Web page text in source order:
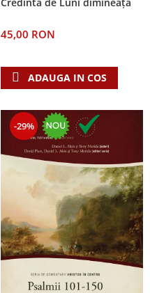
45,00 RON
ADAUGA IN COS
-29%